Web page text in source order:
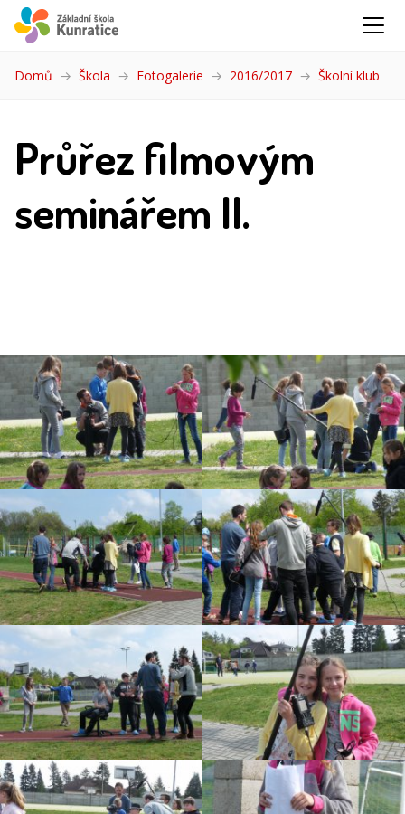
Domů Škola Fotogalerie 2016/2017 Školní klub
Průřez filmovým
seminářem II.